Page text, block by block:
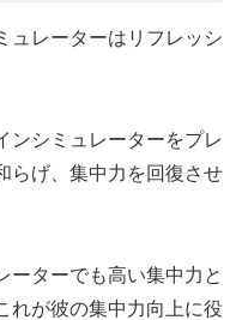
ュレーターはリフレッシ
ンシミュレーターをプレ
らげ、集中力を回復させ
ーターでも高い集中力と
れが彼の集中力向上に役